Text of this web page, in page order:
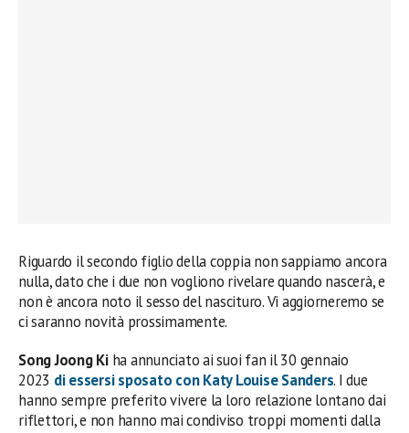
Riguardo il secondo figlio della coppia non sappiamo ancora
nulla, dato che i due non vogliono rivelare quando nascerà, e
non è ancora noto il sesso del nascituro. Vi aggiorneremo se
ci saranno novità prossimamente.
Song Joong Kiha annunciato ai suoi fan il 30 gennaio
2023 di essersi sposato conKaty Louise Sanders. I due
hanno sempre preferito vivere la loro relazione lontano dai
riflettori, e non hanno mai condiviso troppi momenti dalla